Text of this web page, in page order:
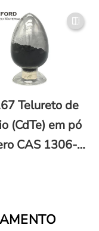
Telureto de
(CdTe) em pó
CAS 1306-